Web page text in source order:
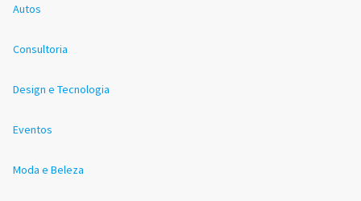
Autos
Consultoria
Design e Tecnologia
Eventos
Moda e Beleza